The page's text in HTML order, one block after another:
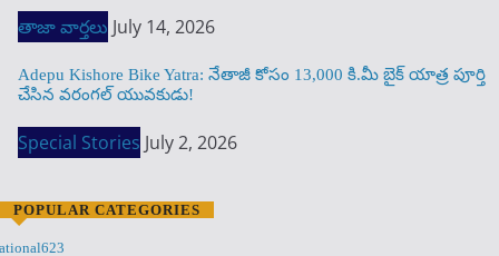
తాజా వార్తలు July 14, 2026
Adepu Kishore Bike Yatra: నేతాజీ కోసం 13,000 కి.మీ బైక్ యాత్ర పూర్తి
చేసిన వరంగల్ యువకుడు!
Special Stories July 2, 2026
POPULAR CATEGORIES
623